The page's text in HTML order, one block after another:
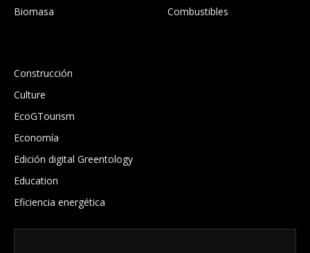
Biomasa
Combustibles
Construcción
Culture
EcoGTourism
Economía
Edición digital Greentology
Education
Eficiencia energética